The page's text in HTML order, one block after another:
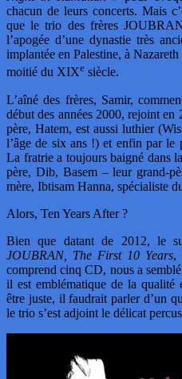
chacun de leurs concerts. Mais
que le trio des frères
l’apogée d’une dynastie très
implantée en Palestine, à
moitié du XIXe siècle.
L’aîné des frères, Samir,
début des années 2000, rejoint
père, Hatem, est aussi luthier
l’âge de six ans !) et enfin par le
La fratrie a toujours baigné dans
père, Dib, Basem – leur grand-
mère, Ibtisam Hanna, spécialiste
Alors, Ten Years After ?
Bien que datant de 2012, le
JOUBRAN, The First 10 Years,
comprend cinq CD, nous a
il est emblématique de la
être juste, il faudrait parler d’un
le trio s’est adjoint le délicat